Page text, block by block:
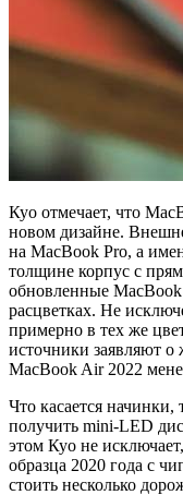
Куо отмечает, что
новом дизайне.
на MacBook Pro, а
толщине корпус с
обновленные
расцветках. Не
примерно в тех же
источники заявляют о
MacBook Air 2022
Что касается
получить mini-LED
этом Куо не
образца 2020 года с
стоить несколько